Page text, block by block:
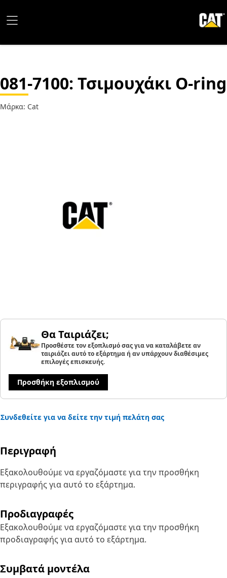
081-7100: Τσιμουχάκι O-ring
Μάρκα: Cat
Θα Ταιριάζει;
Προσθέστε τον εξοπλισμό σας για να καταλάβετε αν
ταιριάζει αυτό το εξάρτημα ή αν υπάρχουν διαθέσιμες
επιλογές επισκευής.
Προσθήκη εξοπλισμού
Συνδεθείτε για να δείτε την τιμή πελάτη σας
Περιγραφή
Εξακολουθούμε να εργαζόμαστε για την προσθήκη
περιγραφής για αυτό το εξάρτημα.
Προδιαγραφές
Εξακολουθούμε να εργαζόμαστε για την προσθήκη
προδιαγραφής για αυτό το εξάρτημα.
Συμβατά μοντέλα